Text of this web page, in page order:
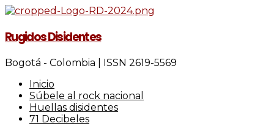
Rugidos Disidentes
Bogotá - Colombia | ISSN 2619-5569
Inicio
Súbele al rock nacional
Huellas disidentes
71 Decibeles